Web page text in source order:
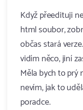
Když přeedituji
html soubor,
občas stará
vidím něco, jiní
Měla bych to prý
nevím, jak to
poradce.